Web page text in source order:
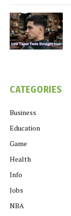
CATEGORIES
Business
Education
Game
Health
Info
Jobs
NBA